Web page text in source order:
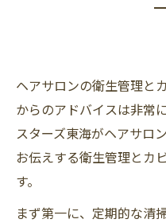
ヘアサロンの衛生管理と
からのアドバイスは非常
スターズ東海がヘアサロ
お伝えする衛生管理とカ
す。
まず第一に、定期的な清